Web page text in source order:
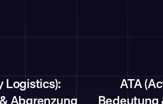
Logistics):
ATA